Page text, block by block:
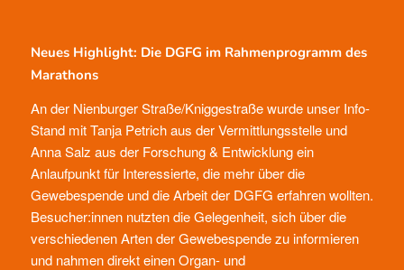
Neues Highlight: Die DGFG im Rahmenprogramm des
Marathons
An der Nienburger Straße/Kniggestraße wurde unser Info-
Stand mit Tanja Petrich aus der Vermittlungsstelle und
Anna Salz aus der Forschung & Entwicklung ein
Anlaufpunkt für Interessierte, die mehr über die
Gewebespende und die Arbeit der DGFG erfahren wollten.
Besucher:innen nutzten die Gelegenheit, sich über die
verschiedenen Arten der Gewebespende zu informieren
und nahmen direkt einen Organ- und